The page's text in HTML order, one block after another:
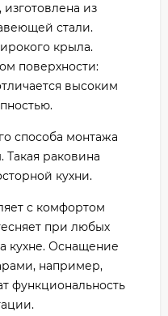
из
стали.
крыла.
поверхности:
высоким
способа монтажа
раковина
кухни.
с комфортом
при любых
кухне. Оснащение
например,
функциональность